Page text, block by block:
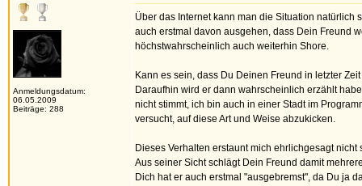
Anmeldungsdatum:
06.05.2009
Beiträge: 288
Über das Internet kann man die Situation natürlich
auch erstmal davon ausgehen, dass Dein Freund
höchstwahrscheinlich auch weiterhin Shore.
Kann es sein, dass Du Deinen Freund in letzter
Daraufhin wird er dann wahrscheinlich erzählt
nicht stimmt, ich bin auch in einer Stadt im
versucht, auf diese Art und Weise abzukicken.
Dieses Verhalten erstaunt mich ehrlichgesagt
Aus seiner Sicht schlägt Dein Freund damit
Dich hat er auch erstmal "ausgebremst", da Du ja